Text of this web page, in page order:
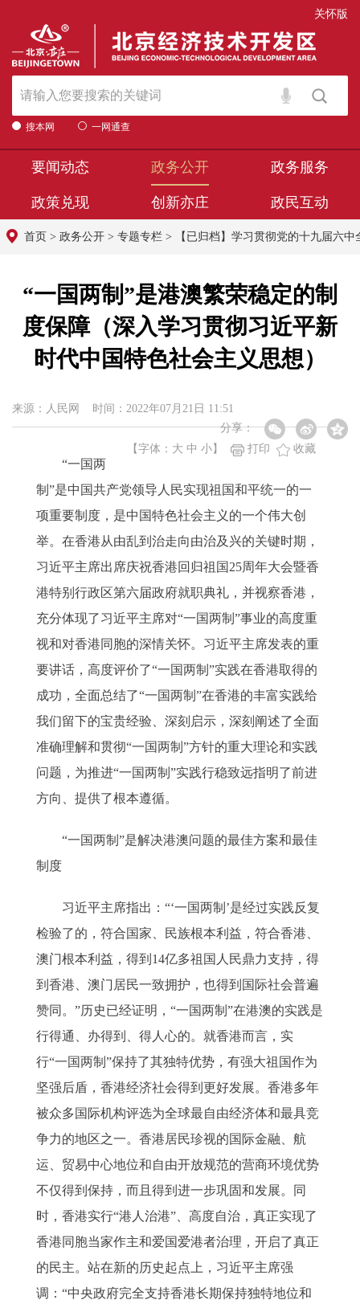
关怀版
搜本网 一网通查
要闻动态 政务公开 政务服务
政策兑现 创新亦庄 政民互动
首页 > 政务公开 > 专题专栏 > 【已归档】学习贯彻党的十九届六中
“一国两制”是港澳繁荣稳定的制
度保障（深入学习贯彻习近平新
时代中国特色社会主义思想）
来源：人民网 时间：2022年07月21日 11:51
分享：
【字体： 大 中 小 】 打印 收藏
“一国两
制”是中国共产党领导人民实现祖国和平统一的一
项重要制度，是中国特色社会主义的一个伟大创
举。在香港从由乱到治走向由治及兴的关键时期，
习近平主席出席庆祝香港回归祖国25周年大会暨香
港特别行政区第六届政府就职典礼，并视察香港，
充分体现了习近平主席对“一国两制”事业的高度重
视和对香港同胞的深情关怀。习近平主席发表的重
要讲话，高度评价了“一国两制”实践在香港取得的
成功，全面总结了“一国两制”在香港的丰富实践给
我们留下的宝贵经验、深刻启示，深刻阐述了全面
准确理解和贯彻“一国两制”方针的重大理论和实践
问题，为推进“一国两制”实践行稳致远指明了前进
方向、提供了根本遵循。
“一国两制”是解决港澳问题的最佳方案和最佳
制度
习近平主席指出：“‘一国两制’是经过实践反复
检验了的，符合国家、民族根本利益，符合香港、
澳门根本利益，得到14亿多祖国人民鼎力支持，得
到香港、澳门居民一致拥护，也得到国际社会普遍
赞同。”历史已经证明，“一国两制”在港澳的实践是
行得通、办得到、得人心的。就香港而言，实
行“一国两制”保持了其独特优势，有强大祖国作为
坚强后盾，香港经济社会得到更好发展。香港多年
被众多国际机构评选为全球最自由经济体和最具竞
争力的地区之一。香港居民珍视的国际金融、航
运、贸易中心地位和自由开放规范的营商环境优势
不仅得到保持，而且得到进一步巩固和发展。同
时，香港实行“港人治港”、高度自治，真正实现了
香港同胞当家作主和爱国爱港者治理，开启了真正
的民主。站在新的历史起点上，习近平主席强
调：“中央政府完全支持香港长期保持独特地位和